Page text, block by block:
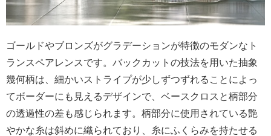
ゴールドやブロンズがグラデーションが特徴のモダンなト
ランスペアレンスです。バックカットの技法を用いた抽象
幾何柄は、細かいストライプが少しずつずれることによっ
てボーダーにも見えるデザインで、ベースクロスと柄部分
の透過性の差も感じられます。柄部分に使用されている艶
やかな糸は斜めに織られており、糸にふくらみを持たせる